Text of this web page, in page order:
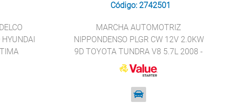
Código: 2742501
MARCHA AUTOMOTRIZ
NIPPONDENSO PLGR CW 12V 2.0KW
9D TOYOTA TUNDRA V8 5.7L 2008 -
2015 VALUE STARTER 19045